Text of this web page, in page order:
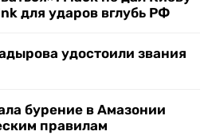
для ударов вглубь РФ
удостоили звания
бурение в Амазонии
правилам